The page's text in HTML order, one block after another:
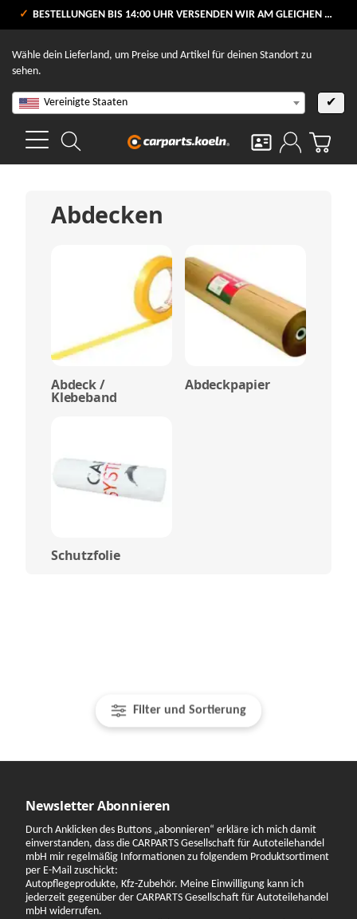
VERSANDKOSTENFREI AB 80 €
BESTELLUNGEN BIS 14:00 UHR VERSENDEN WIR AM GLEICHEN WERKTAG
Wähle dein Lieferland, um Preise und Artikel für deinen Standort zu
sehen.
Vereinigte Staaten ✔
Abdecken
Abdeck /
Klebeband
Abdeckpapier
Schutzfolie
Filter und Sortierung
Newsletter Abonnieren
Durch Anklicken des Buttons „abonnieren“ erkläre ich mich damit
einverstanden, dass die CARPARTS Gesellschaft für Autoteilehandel
mbH mir regelmäßig Informationen zu folgendem Produktsortiment
per E-Mail zuschickt:
Autopflegeprodukte, Kfz-Zubehör. Meine Einwilligung kann ich
jederzeit gegenüber der CARPARTS Gesellschaft für Autoteilehandel
mbH widerrufen.